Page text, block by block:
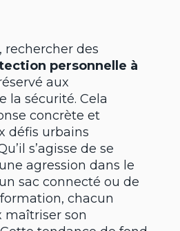
rechercher des
personnelle à
aux
la sécurité. Cela
concrète et
défis urbains
s’agisse de se
agression dans le
sac connecté ou de
chacun
maîtriser son